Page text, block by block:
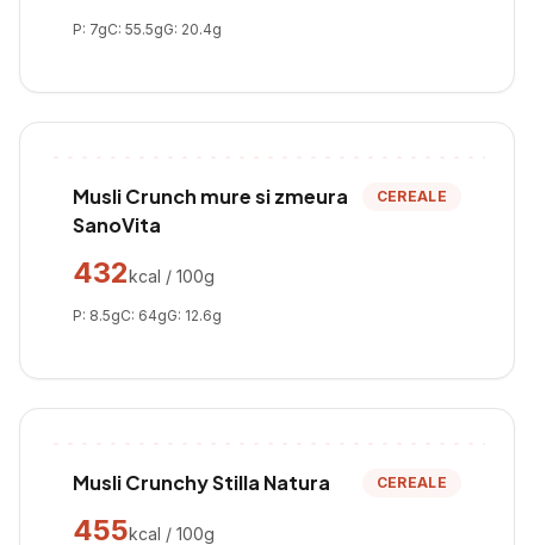
P: 7gC: 55.5gG: 20.4g
Musli Crunch mure si zmeura
SanoVita
CEREALE
432kcal / 100g
P: 8.5gC: 64gG: 12.6g
Musli Crunchy Stilla Natura CEREALE
455kcal / 100g